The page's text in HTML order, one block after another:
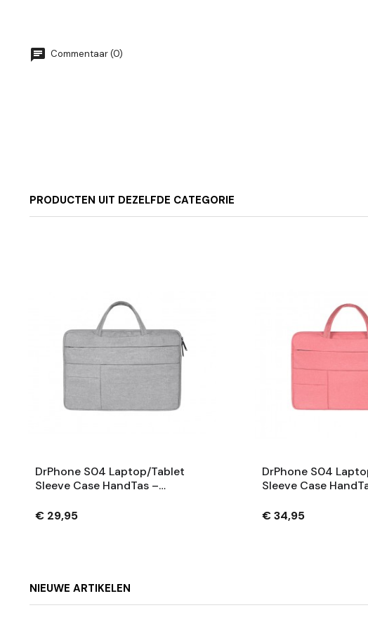
Commentaar (0)
PRODUCTEN UIT DEZELFDE CATEGORIE
DrPhone S04 Laptop/Tablet
Sleeve Case HandTas –
Zakken - Geschikt Tot 15 Inch –
€ 29,95
DrPhone S04
Sleeve Case
Zakken - Geschikt
€ 34,95
NIEUWE ARTIKELEN